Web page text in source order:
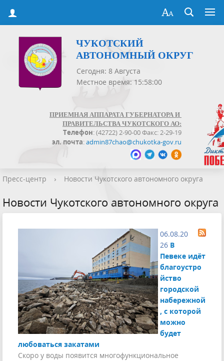
ЧУКОТСКИЙ
АВТОНОМНЫЙ ОКРУГ
Сегодня: 8 Августа
Местное время: 15:58:00
ПРИЕМНАЯ АППАРАТА ГУБЕРНАТОРА И
ПРАВИТЕЛЬСТВА ЧУКОТСКОГО АО:
Телефон: (42722) 2-90-00 Факс: 2-29-19
эл. почта:admin87chao@chukotka-gov.ru
Пресс-центр › Новости Чукотского автономного округа
Новости Чукотского автономного округа
06.08.20
26 В
Певеке идёт
благоустро
йство
городской
набережной
, с которой
можно
будет
любоваться закатами
Скоро у воды появится многофункциональное